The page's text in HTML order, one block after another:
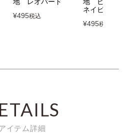
¥495税込
ネイビー
¥495税込
イテム詳細